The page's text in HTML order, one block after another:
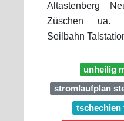
Altastenberg
Züschen ua.
Seilbahn
unheilig
stromlaufplan
tschechien